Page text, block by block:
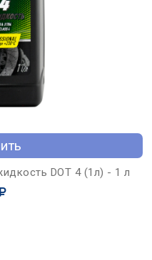
DOT 4 (1л) - 1 л